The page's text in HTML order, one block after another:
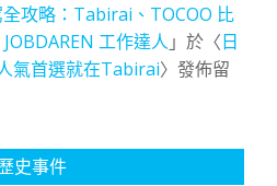
攻略：Tabirai、TOCOO 比
工作達人 」於〈日
氣首選就在Tabirai〉發佈留
史事件